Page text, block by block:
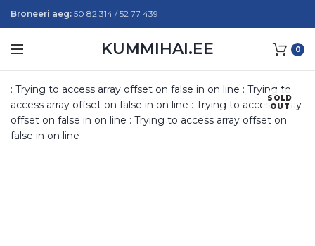
Broneeri aeg: 50 82 314 / 52 77 439
KUMMIHAI.EE 0
SOLD
OUT
: Trying to access array offset on false in on line : Trying to
access array offset on false in on line : Trying to access array
offset on false in on line : Trying to access array offset on
false in on line